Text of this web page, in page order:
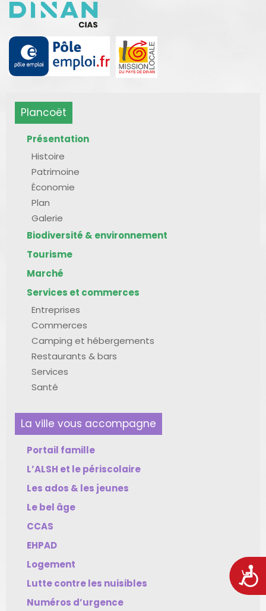
Plancoët
Présentation
Histoire
Patrimoine
Économie
Plan
Galerie
Biodiversité & environnement
Tourisme
Marché
Services et commerces
Entreprises
Commerces
Camping et hébergements
Restaurants & bars
Services
Santé
La ville vous accompagne
Portail famille
L’ALSH et le périscolaire
Les ados & les jeunes
Le bel âge
CCAS
EHPAD
Logement
Lutte contre les nuisibles
Numéros d’urgence